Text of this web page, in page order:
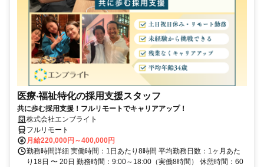
医療‧福祉特化の採用支援スタッフ
共に歩む採用支援！フルリモートでキャリアアップ！
株式会社エンブライト
フルリモート
月給220,000円～400,000円
勤務時間詳細 実働時間：1日あたり8時間 平均勤務日数：1ヶ月あた
り18日 〜 20日 勤務時間：9:00～18:00（実働8時間） 休憩時間：60